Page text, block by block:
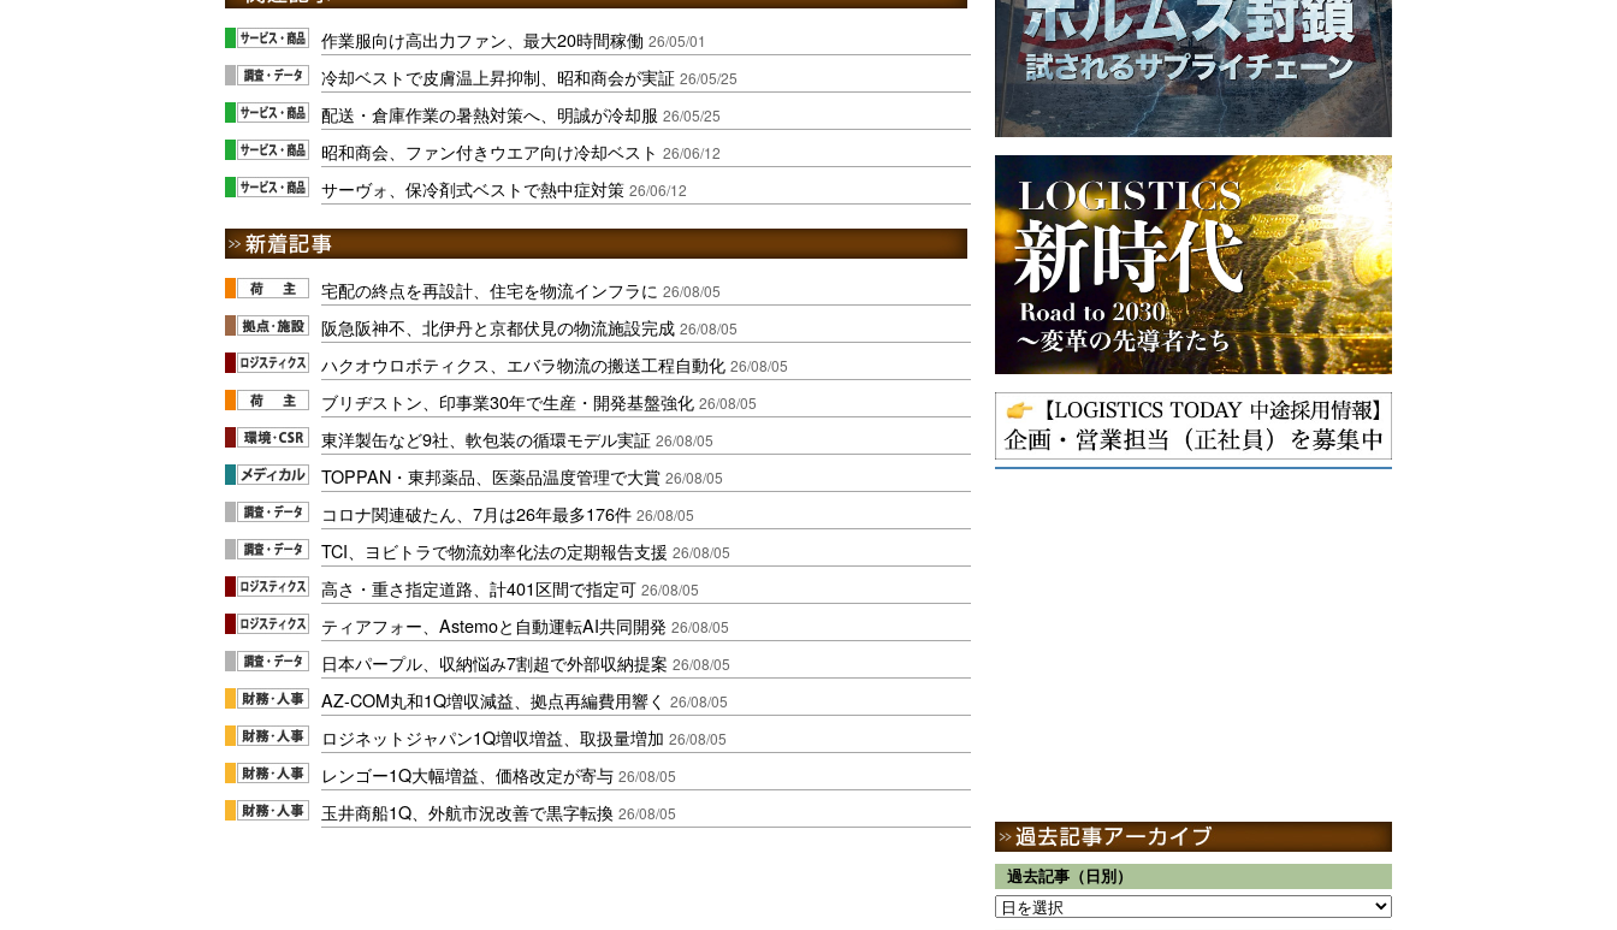
作業服向け高出力ファン、最大20時間稼働 26/05/01
冷却ベストで皮膚温上昇抑制、昭和商会が実証 26/05/25
配送・倉庫作業の暑熱対策へ、明誠が冷却服 26/05/25
昭和商会、ファン付きウエア向け冷却ベスト 26/06/12
サーヴォ、保冷剤式ベストで熱中症対策 26/06/12
宅配の終点を再設計、住宅を物流インフラに 26/08/05
阪急阪神不、北伊丹と京都伏見の物流施設完成 26/08/05
ハクオウロボティクス、エバラ物流の搬送工程自動化 26/08/05
ブリヂストン、印事業30年で生産・開発基盤強化 26/08/05
東洋製缶など9社、軟包装の循環モデル実証 26/08/05
TOPPAN・東邦薬品、医薬品温度管理で大賞 26/08/05
コロナ関連破たん、7月は26年最多176件 26/08/05
TCI、ヨビトラで物流効率化法の定期報告支援 26/08/05
高さ・重さ指定道路、計401区間で指定可 26/08/05
ティアフォー、Astemoと自動運転AI共同開発 26/08/05
日本パープル、収納悩み7割超で外部収納提案 26/08/05
AZ-COM丸和1Q増収減益、拠点再編費用響く 26/08/05
ロジネットジャパン1Q増収増益、取扱量増加 26/08/05
レンゴー1Q大幅増益、価格改定が寄与 26/08/05
玉井商船1Q、外航市況改善で黒字転換 26/08/05
過去記事（日別）